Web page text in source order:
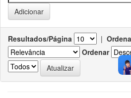
Resultados/Página |
Ordenar